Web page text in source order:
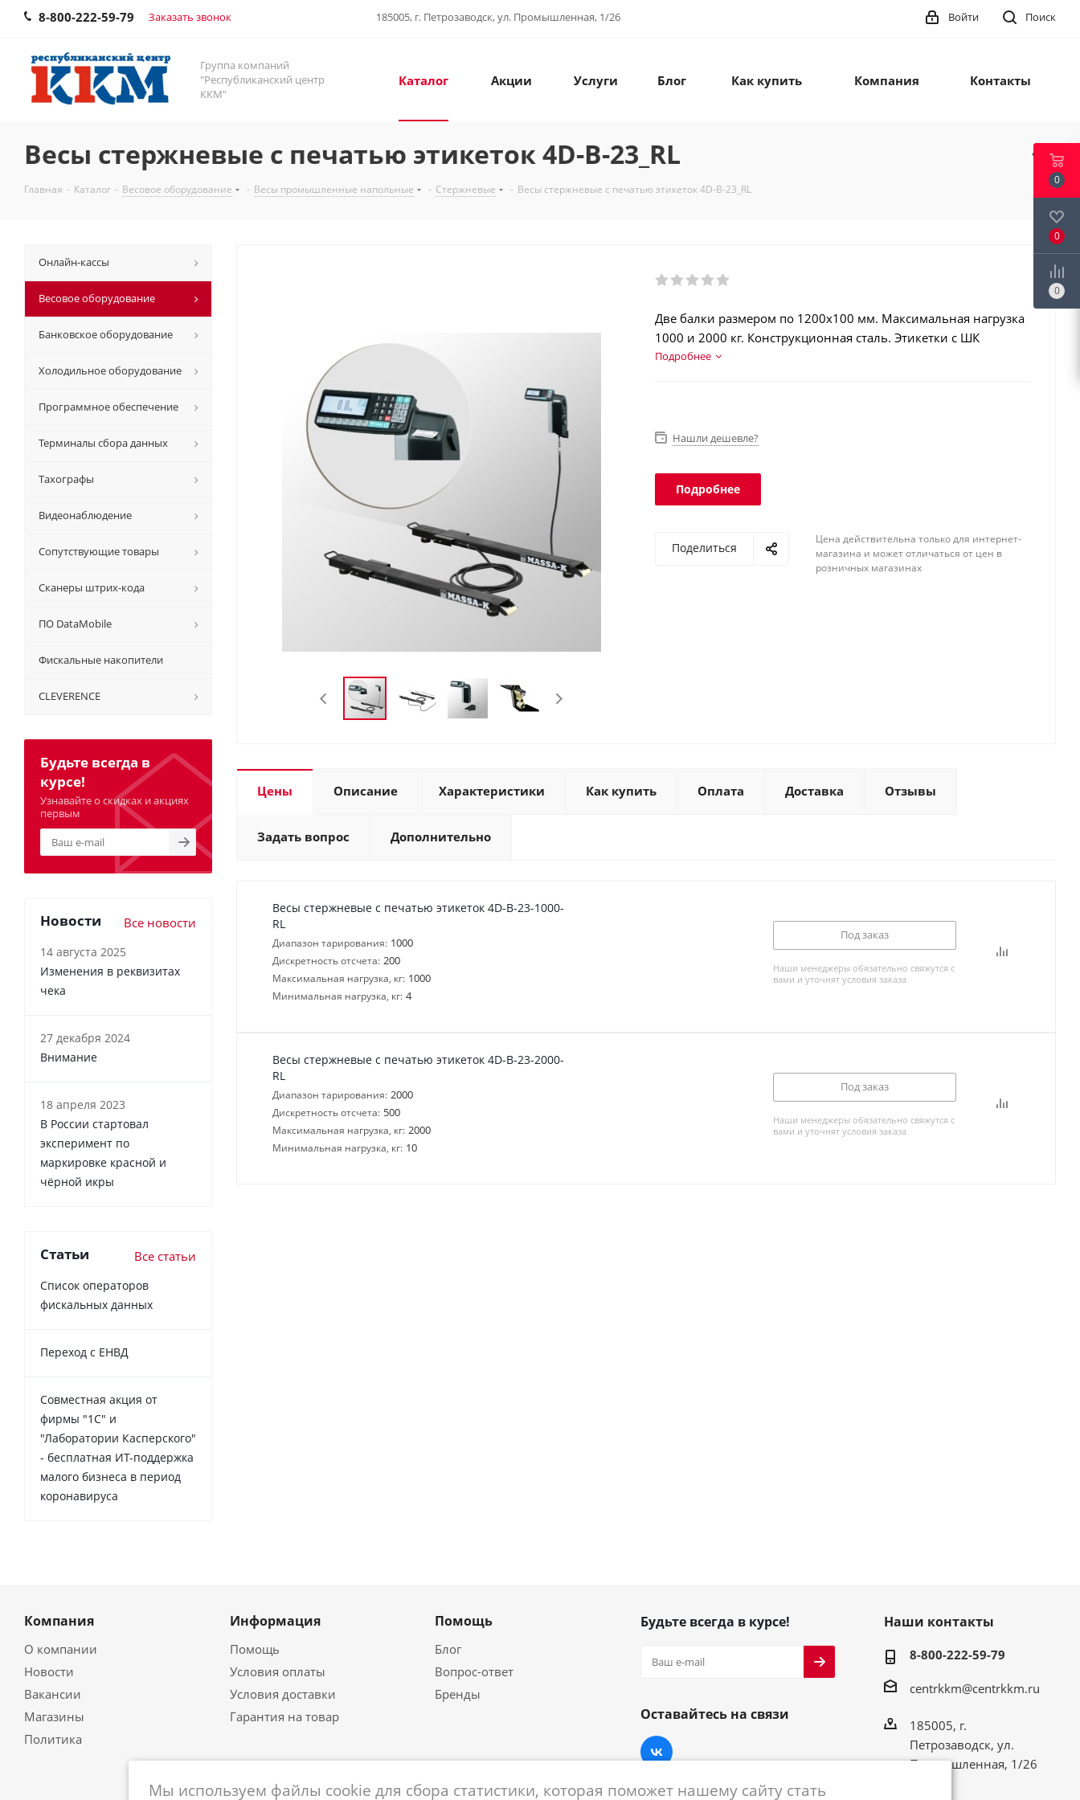
8-800-222-59-79 Заказать звонок 185005, г. Петрозаводск, ул. Промышленная, 1/26 Поиск
Войти
Группа компаний
"Республиканский центр
ККМ"
Каталог Акции Услуги Блог Как купить Компания Контакты
Весы стержневые с печатью этикеток 4D-B-23_RL
Главная - Каталог - Весовое оборудование - Весы промышленные напольные - Стержневые - Весы стержневые с печатью этикеток 4D-B-23_RL
Две балки размером по 1200х100 мм. Максимальная нагрузка
1000 и 2000 кг. Конструкционная сталь. Этикетки с ШК
(EAN13…EAN128, GS1 Databar). Интеграция в учетные
Подробнее
Нашли дешевле?
Подробнее
Поделиться
Цена действительна только для интернет-
магазина и может отличаться от цен в
розничных магазинах
Цены Описание Характеристики Как купить Оплата Доставка Отзывы
Задать вопрос Дополнительно
Весы стержневые с печатью этикеток 4D-B-23-1000-
RL
Диапазон тарирования: 1000
Дискретность отсчета: 200
Максимальная нагрузка, кг: 1000
Минимальная нагрузка, кг: 4
Под заказ
Наши менеджеры обязательно свяжутся с
вами и уточнят условия заказа
Весы стержневые с печатью этикеток 4D-B-23-2000-
RL
Диапазон тарирования: 2000
Дискретность отсчета: 500
Максимальная нагрузка, кг: 2000
Минимальная нагрузка, кг: 10
Под заказ
Наши менеджеры обязательно свяжутся с
вами и уточнят условия заказа
Онлайн-кассы
Весовое оборудование
Банковское оборудование
Холодильное оборудование
Программное обеспечение
Терминалы сбора данных
Тахографы
Видеонаблюдение
Сопутствующие товары
Сканеры штрих-кода
ПО DataMobile
Фискальные накопители
CLEVERENCE
Будьте всегда в
курсе!
Узнавайте о скидках и акциях
первым
Новости Все новости
14 августа 2025
Изменения в реквизитах
чека
27 декабря 2024
Внимание
18 апреля 2023
В России cтартовал
эксперимент по
маркировке красной и
чёрной икры
Статьи Все статьи
Список операторов
фискальных данных
Переход с ЕНВД
Совместная акция от
фирмы "1С" и
"Лаборатории Касперского"
- бесплатная ИТ-поддержка
малого бизнеса в период
коронавируса
Компания
О компании
Новости
Вакансии
Магазины
Политика
Информация
Помощь
Условия оплаты
Условия доставки
Гарантия на товар
Помощь
Блог
Вопрос-ответ
Бренды
Будьте всегда в курсе!
Оставайтесь на связи
Наши контакты
8-800-222-59-79
centrkkm@centrkkm.ru
185005, г.
Петрозаводск, ул.
Промышленная, 1/26
Мы используем файлы cookie для сбора статистики, которая поможет нашему сайту стать
0
0
0